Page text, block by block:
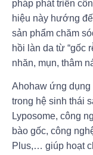
pháp phát triển
hiệu này hướng
sản phẩm chăm
hồi làn da từ “gốc
nhăn, mụn, thâm
Ahohaw ứng dụng
trong hệ sinh thái
Lyposome, công
bào gốc, công
Plus,… giúp hoạt